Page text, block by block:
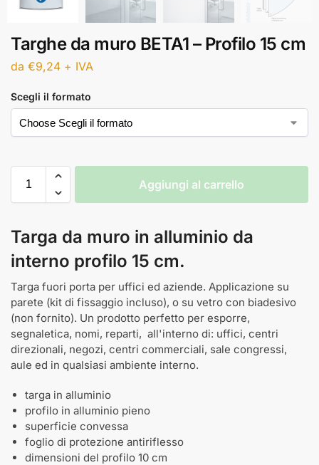
Targhe da muro BETA1 – Profilo 15 cm
da €9,24 + IVA
Scegli il formato
Aggiungi al carrello
Targa da muro in alluminio da
interno profilo 15 cm.
Targa fuori porta per uffici ed aziende. Applicazione su
parete (kit di fissaggio incluso), o su vetro con biadesivo
(non fornito). Un prodotto perfetto per esporre,
segnaletica, nomi, reparti, all'interno di: uffici, centri
direzionali, negozi, centri commerciali, sale congressi,
aule ed in qualsiasi ambiente interno.
targa in alluminio
profilo in alluminio pieno
superficie convessa
foglio di protezione antiriflesso
dimensioni del profilo 10 cm